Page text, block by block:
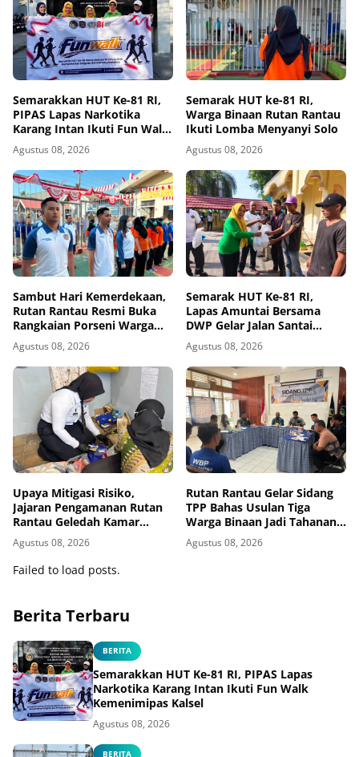
Semarakkan HUT Ke-81 RI,
PIPAS Lapas Narkotika
Karang Intan Ikuti Fun Walk
Kemenimipas Kalsel
Agustus 08, 2026
Semarak HUT ke-81 RI,
Warga Binaan Rutan Rantau
Ikuti Lomba Menyanyi Solo
Agustus 08, 2026
Sambut Hari Kemerdekaan,
Rutan Rantau Resmi Buka
Rangkaian Porseni Warga
Binaan
Agustus 08, 2026
Semarak HUT Ke-81 RI,
Lapas Amuntai Bersama
DWP Gelar Jalan Santai
Hingga Baksos
Agustus 08, 2026
Upaya Mitigasi Risiko,
Jajaran Pengamanan Rutan
Rantau Geledah Kamar
Hunian
Agustus 08, 2026
Rutan Rantau Gelar Sidang
TPP Bahas Usulan Tiga
Warga Binaan Jadi Tahanan
Pendamping
Agustus 08, 2026
Failed to load posts.
Berita Terbaru
BERITA
Semarakkan HUT Ke-81 RI, PIPAS Lapas
Narkotika Karang Intan Ikuti Fun Walk
Kemenimipas Kalsel
Agustus 08, 2026
BERITA